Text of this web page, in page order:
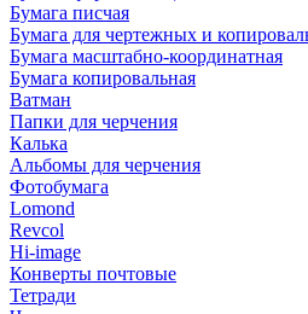
Бумага писчая
Бумага для чертежных и
Бумага масштабно-координатная
Бумага копировальная
Ватман
Папки для черчения
Калька
Альбомы для черчения
Фотобумага
Lomond
Revcol
Hi-image
Конверты почтовые
Тетради